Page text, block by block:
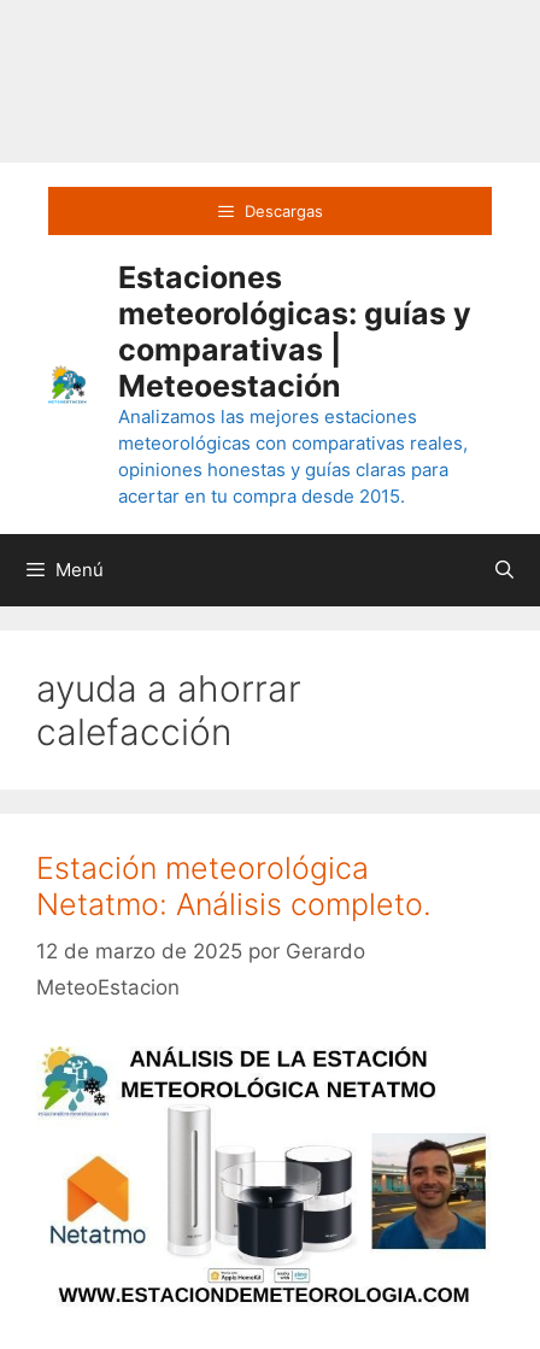
contenido
Descargas
Estaciones
meteorológicas: guías y
comparativas |
Meteoestación
Analizamos las mejores estaciones
meteorológicas con comparativas reales,
opiniones honestas y guías claras para
acertar en tu compra desde 2015.
Menú
ayuda a ahorrar
calefacción
Estación meteorológica
Netatmo: Análisis completo.
12 de marzo de 2025 por Gerardo
MeteoEstacion